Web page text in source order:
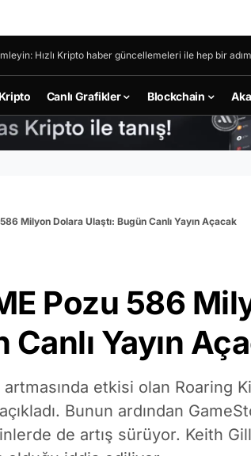
Hızlı Kripto haber güncellemeleri ile hep bir
Canlı Grafikler Blockchain
Milyon Dolara Ulaştı: Bugün Canlı Yayın Açacak
Pozu 586
Yayın
etkisi olan Roaring
Bunun ardından
de artış sürüyor. Keith